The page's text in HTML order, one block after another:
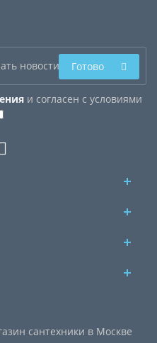
и согласен с условиями
Готово
сантехники в Москве